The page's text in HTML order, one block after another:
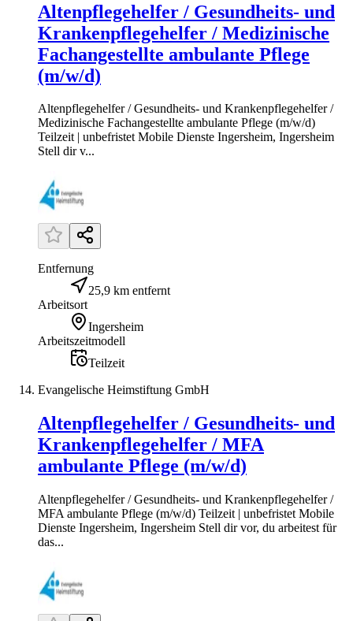
Altenpflegehelfer / Gesundheits- und
Krankenpflegehelfer / Medizinische
Fachangestellte ambulante Pflege
(m/w/d)
Altenpflegehelfer / Gesundheits- und Krankenpflegehelfer /
Medizinische Fachangestellte ambulante Pflege (m/w/d)
Teilzeit | unbefristet Mobile Dienste Ingersheim, Ingersheim
Stell dir v...
Entfernung
25,9 km entfernt
Arbeitsort
Ingersheim
Arbeitszeitmodell
Teilzeit
Evangelische Heimstiftung GmbH
Altenpflegehelfer / Gesundheits- und
Krankenpflegehelfer / MFA
ambulante Pflege (m/w/d)
Altenpflegehelfer / Gesundheits- und Krankenpflegehelfer /
MFA ambulante Pflege (m/w/d) Teilzeit | unbefristet Mobile
Dienste Ingersheim, Ingersheim Stell dir vor, du arbeitest für
das...